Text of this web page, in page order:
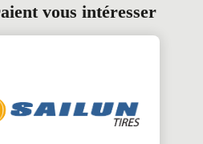
vous intéresser